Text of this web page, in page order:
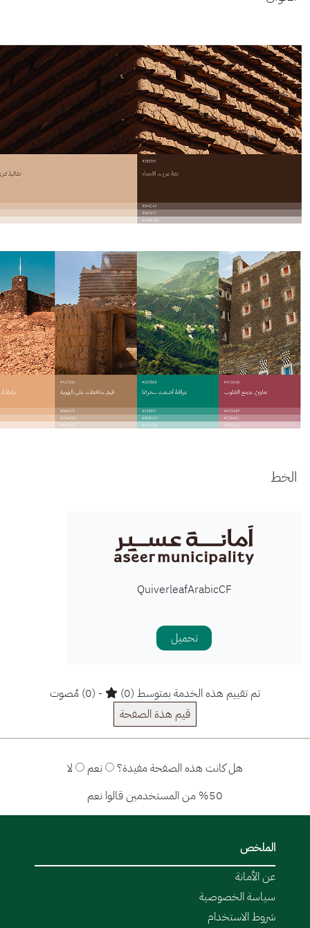
QuiverleafArabicCF
تحميل
تم تقييم هذه الخدمة بمتوسط (0)
- (0) مُصوت
قيم هذة الصفحة
هل كانت هذه الصفحة مفيدة؟ نعم
لا
الملخص
عن الأمانة
سياسة الخصوصية
شروط الاستخدام